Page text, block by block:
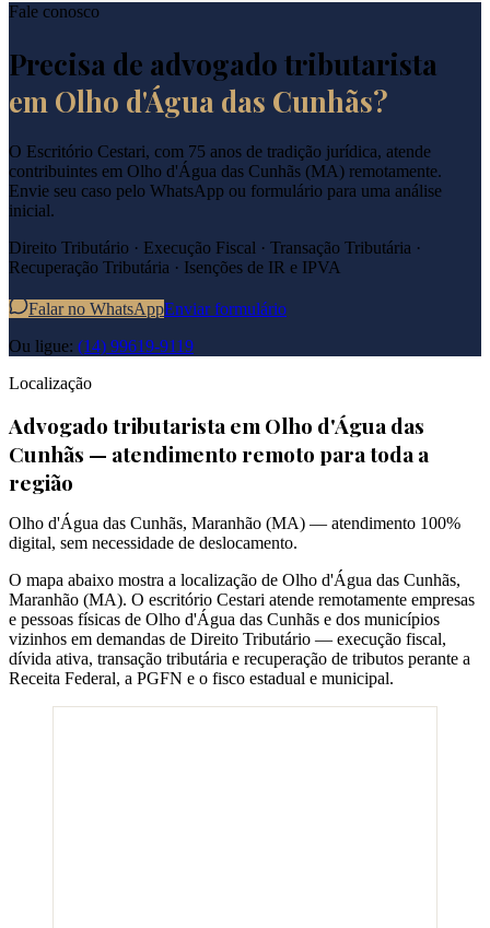
Fale conosco
Precisa de advogado tributarista
em Olho d'Água das Cunhãs?
O Escritório Cestari, com 75 anos de tradição jurídica, atende
contribuintes em Olho d'Água das Cunhãs (MA) remotamente.
Envie seu caso pelo WhatsApp ou formulário para uma análise
inicial.
Direito Tributário · Execução Fiscal · Transação Tributária ·
Recuperação Tributária · Isenções de IR e IPVA
Falar no WhatsAppEnviar formulário
Ou ligue: (14) 99619-9119
Localização
Advogado tributarista em Olho d'Água das
Cunhãs — atendimento remoto para toda a
região
Olho d'Água das Cunhãs, Maranhão (MA) — atendimento 100%
digital, sem necessidade de deslocamento.
O mapa abaixo mostra a localização de Olho d'Água das Cunhãs,
Maranhão (MA). O escritório Cestari atende remotamente empresas
e pessoas físicas de Olho d'Água das Cunhãs e dos municípios
vizinhos em demandas de Direito Tributário — execução fiscal,
dívida ativa, transação tributária e recuperação de tributos perante a
Receita Federal, a PGFN e o fisco estadual e municipal.